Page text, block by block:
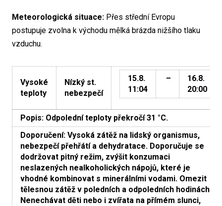
Meteorologická situace: Přes střední Evropu
postupuje zvolna k východu mělká brázda nižšího tlaku
vzduchu.
Vysoké
teploty
Nízký st.
nebezpečí
15.8.
11:04
–
16.8.
20:00
Popis: Odpolední teploty překročí 31 °C.
Doporučení: Vysoká zátěž na lidský organismus,
nebezpečí přehřátí a dehydratace. Doporučuje se
dodržovat pitný režim, zvýšit konzumaci
neslazených nealkoholických nápojů, které je
vhodné kombinovat s minerálními vodami. Omezit
tělesnou zátěž v poledních a odpoledních hodinách.
Nenechávat děti nebo i zvířata na přímém slunci,